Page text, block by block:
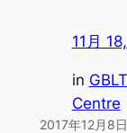
11月
in
Centre
2017年12月8